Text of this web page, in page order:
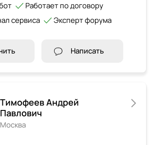
Работает по договору
сервиса
Эксперт форума
Написать
Тимофеев Андрей
Павлович
Москва